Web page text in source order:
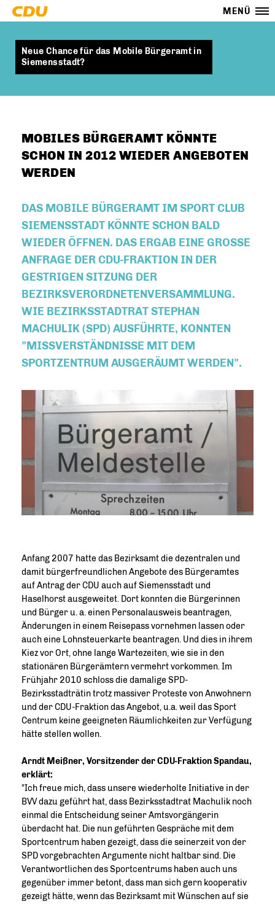
MENÜ
Neue Chance für das Mobile Bürgeramt in
Siemensstadt?
MOBILES BÜRGERAMT KÖNNTE
SCHON IN 2012 WIEDER ANGEBOTEN
WERDEN
DAS MOBILE BÜRGERAMT IM SPORT CLUB
SIEMENSSTADT KÖNNTE SCHON BALD
WIEDER ÖFFNEN. DAS ERGAB EINE GROSSE A
NFRAGE DER CDU-FRAKTION IN DER G
ESTRIGEN SITZUNG DER B
EZIRKSVERORDNETENVERSAMMLUNG. W
IE BEZIRKSSTADTRAT STEPHAN M
ACHULIK (SPD) AUSFÜHRTE, KONNTEN "
MISSVERSTÄNDNISSE MIT DEM S
PORTZENTRUM AUSGERÄUMT WERDEN".
Anfang 2007 hatte das Bezirksamt die dezentralen und
damit bürgerfreundlichen Angebote des Bürgeramtes
auf Antrag der CDU auch auf Siemensstadt und
Haselhorst ausgeweitet. Dort konnten die Bürgerinnen
und Bürger u. a. einen Personalausweis beantragen,
Änderungen in einem Reisepass vornehmen lassen oder
auch eine Lohnsteuerkarte beantragen. Und dies in ihrem
Kiez vor Ort, ohne lange Wartezeiten, wie sie in den
stationären Bürgerämtern vermehrt vorkommen. Im
Frühjahr 2010 schloss die damalige SPD-
Bezirksstadträtin trotz massiver Proteste von Anwohnern
und der CDU-Fraktion das Angebot, u.a. weil das Sport
Centrum keine geeigneten Räumlichkeiten zur Verfügung
hätte stellen wollen.
Arndt Meißner, Vorsitzender der CDU-Fraktion Spandau,
erklärt:
"Ich freue mich, dass unsere wiederholte Initiative in der
BVV dazu geführt hat, dass Bezirksstadtrat Machulik noch
einmal die Entscheidung seiner Amtsvorgängerin
überdacht hat. Die nun geführten Gespräche mit dem
Sportcentrum haben gezeigt, dass die seinerzeit von der
SPD vorgebrachten Argumente nicht haltbar sind. Die
Verantwortlichen des Sportcentrums haben auch uns
gegenüber immer betont, dass man sich gern kooperativ
gezeigt hätte, wenn das Bezirksamt mit Wünschen auf sie